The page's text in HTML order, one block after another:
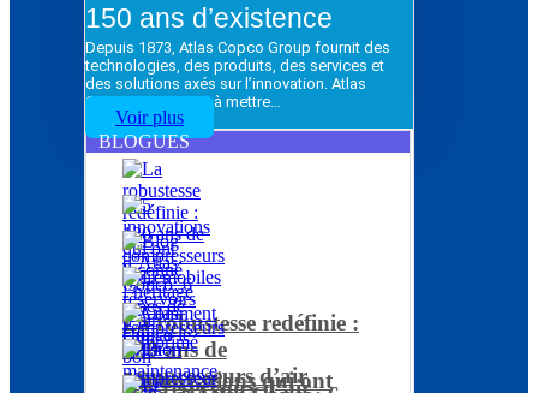
150 ans d’existence
Depuis 1873, Atlas Copco Group fournit des
technologies, des produits, des services et
des solutions axés sur l’innovation. Atlas
Copco Group vise à mettre…
Voir plus
BLOGUES
La robustesse redéfinie :
120 ans de
compresseurs d’air
5 innovations qui ont